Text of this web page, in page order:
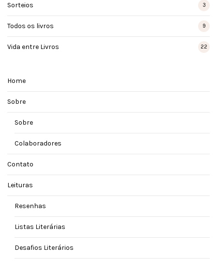
Sorteios 3
Todos os livros 9
Vida entre Livros 22
Home
Sobre
Sobre
Colaboradores
Contato
Leituras
Resenhas
Listas Literárias
Desafios Literários